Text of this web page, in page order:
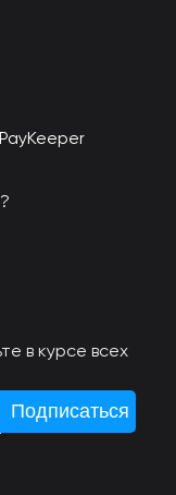
в курсе всех